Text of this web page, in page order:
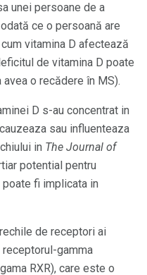
unei persoane de a
ce o persoană are
vitamina D afectează
de vitamina D poate
o recădere în MS).
D s-au concentrat in
sau influenteaza
in The Journal of
potential pentru
fi implicata in
de receptori ai
gamma
RXR), care este o